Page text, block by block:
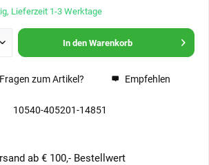
Lieferzeit 1-3 Werktage
In den Warenkorb
Fragen zum Artikel? Empfehlen
10540-405201-14851
ab € 100,- Bestellwert